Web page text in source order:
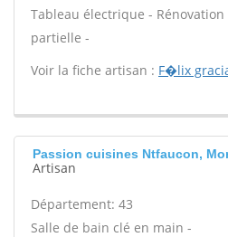
Tableau électrique -
partielle -
Voir la fiche artisan : F�lix
Passion cuisines Ntfaucon,
Artisan
Département: 43
Salle de bain clé en main -